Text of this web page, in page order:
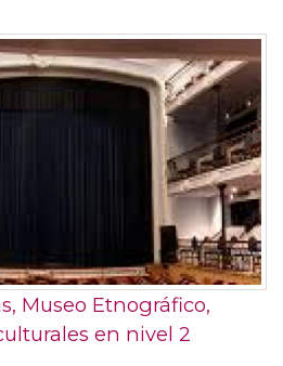
Museo Etnográfico,
en nivel 2